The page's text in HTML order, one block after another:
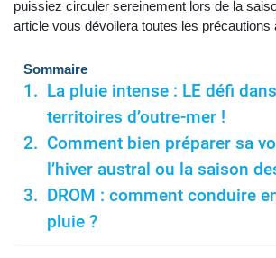
puissiez circuler sereinement lors de la
article vous dévoilera toutes les précautions
Sommaire
La pluie intense : LE défi
territoires d’outre-mer !
Comment bien préparer sa
l’hiver austral ou la saison
DROM : comment conduire
pluie ?